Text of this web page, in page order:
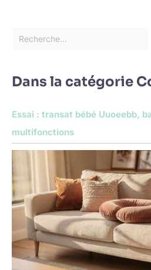
Dans la catégorie
Essai : transat bébé Uuoeebb,
multifonctions